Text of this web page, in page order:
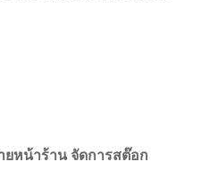
ยหน้าร้าน จัดการสต๊อก